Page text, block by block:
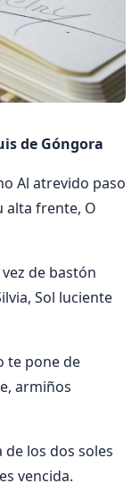
de Góngora
Al atrevido paso
alta frente, O
de bastón
Sol luciente
te pone de
armiños
de los dos soles
vencida.